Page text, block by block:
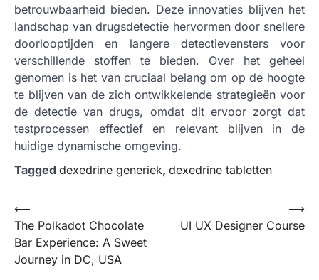
betrouwbaarheid bieden. Deze innovaties blijven het
landschap van drugsdetectie hervormen door snellere
doorlooptijden en langere detectievensters voor
verschillende stoffen te bieden. Over het geheel
genomen is het van cruciaal belang om op de hoogte
te blijven van de zich ontwikkelende strategieën voor
de detectie van drugs, omdat dit ervoor zorgt dat
testprocessen effectief en relevant blijven in de
huidige dynamische omgeving.
Tagged dexedrine generiek, dexedrine tabletten
Post
navigation
⟵
The Polkadot Chocolate
Bar Experience: A Sweet
Journey in DC, USA
UI UX Designer Course
⟶